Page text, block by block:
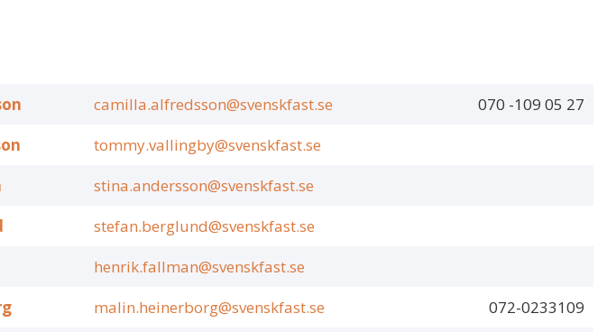
camilla.alfredsson@svenskfast.se
070 -109 05 27
tommy.vallingby@svenskfast.se
stina.andersson@svenskfast.se
stefan.berglund@svenskfast.se
henrik.fallman@svenskfast.se
malin.heinerborg@svenskfast.se
072-0233109